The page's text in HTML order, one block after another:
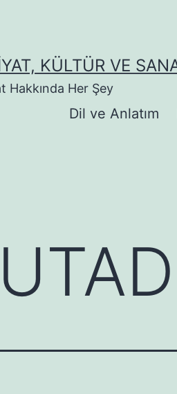
KÜLTÜR VE
Hakkında Her Şey
Dil ve Anlatım